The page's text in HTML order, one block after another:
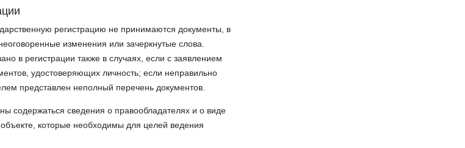
регистрацию не принимаются документы, в
изменения или зачеркнутые слова.
в регистрации также в случаях, если с заявлением
удостоверяющих личность; если неправильно
представлен неполный перечень документов.
содержаться сведения о правообладателях и о виде
которые необходимы для целей ведения